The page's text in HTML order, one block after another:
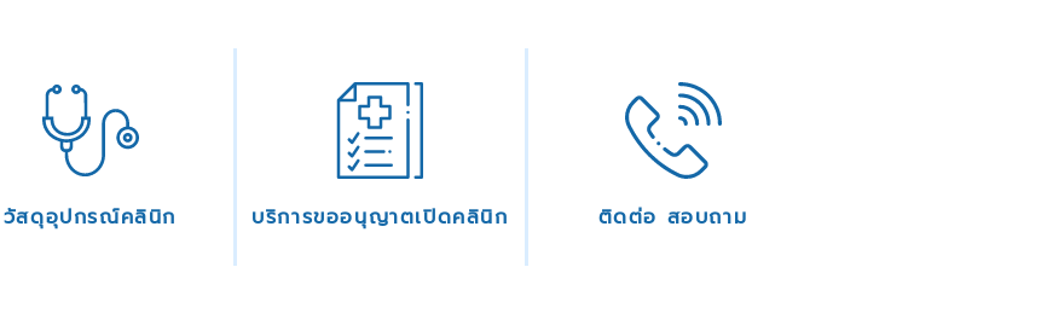
วัสดุอุปกรณ์คลินิก บริการขออนุญาตเปิดคลินิก ติดต่อ สอบถาม